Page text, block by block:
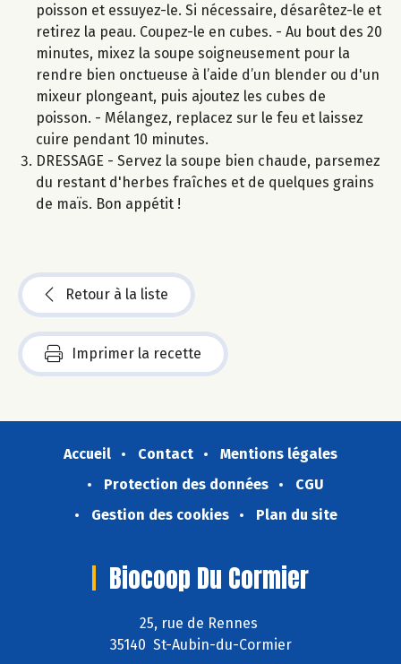
poisson et essuyez-le. Si nécessaire, désarêtez-le et
retirez la peau. Coupez-le en cubes. - Au bout des 20
minutes, mixez la soupe soigneusement pour la
rendre bien onctueuse à l’aide d’un blender ou d'un
mixeur plongeant, puis ajoutez les cubes de
poisson. - Mélangez, replacez sur le feu et laissez
cuire pendant 10 minutes.
DRESSAGE - Servez la soupe bien chaude, parsemez
du restant d'herbes fraîches et de quelques grains
de maïs. Bon appétit !
Retour à la liste
Imprimer la recette
Accueil Contact
Mentions légales
Protection des données
CGU
Gestion des cookies
Plan du site
Biocoop Du Cormier
25, rue de Rennes
35140 St-Aubin-du-Cormier